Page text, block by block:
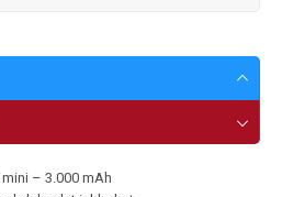
– 3.000 mAh